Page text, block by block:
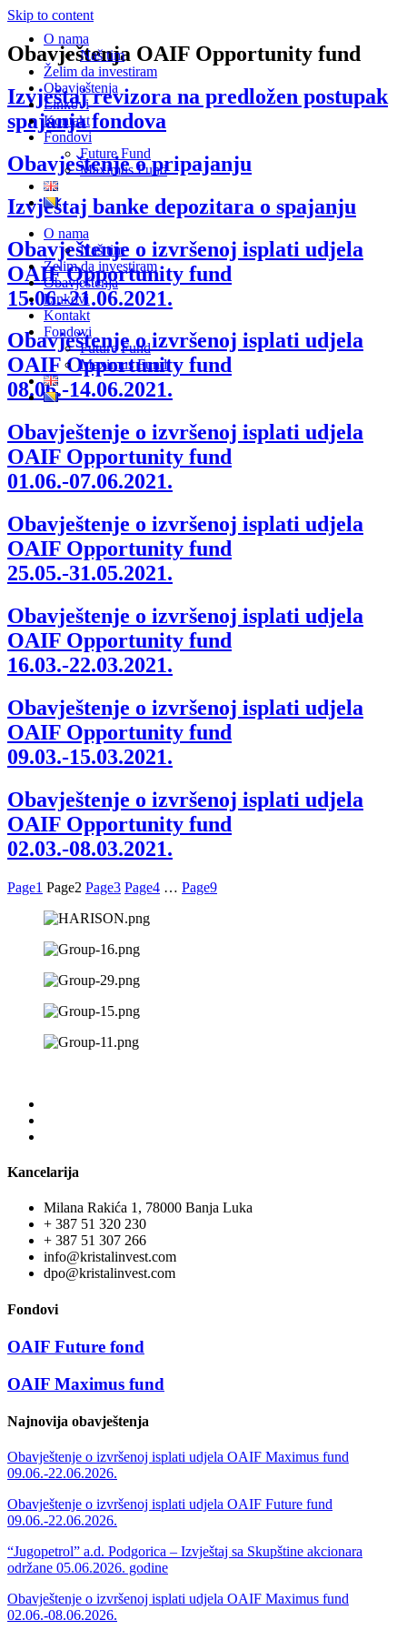
Skip to content
O nama
Naš tim
Želim da investiram
Obavještenja
Linkovi
Kontakt
Fondovi
Future Fund
Maximus Fund
O nama
Naš tim
Želim da investiram
Obavještenja
Linkovi
Kontakt
Fondovi
Future Fund
Maximus Fund
Obavještenja OAIF Opportunity fund
Izvještaj revizora na predložen postupak
spajanja fondova
Obavještenje o pripajanju
Izvještaj banke depozitara o spajanju
Obavještenje o izvršenoj isplati udjela
OAIF Opportunity fund
15.06.-21.06.2021.
Obavještenje o izvršenoj isplati udjela
OAIF Opportunity fund
08.06.-14.06.2021.
Obavještenje o izvršenoj isplati udjela
OAIF Opportunity fund
01.06.-07.06.2021.
Obavještenje o izvršenoj isplati udjela
OAIF Opportunity fund
25.05.-31.05.2021.
Obavještenje o izvršenoj isplati udjela
OAIF Opportunity fund
16.03.-22.03.2021.
Obavještenje o izvršenoj isplati udjela
OAIF Opportunity fund
09.03.-15.03.2021.
Obavještenje o izvršenoj isplati udjela
OAIF Opportunity fund
02.03.-08.03.2021.
Page1 Page2 Page3 Page4 … Page9
Kancelarija
Milana Rakića 1, 78000 Banja Luka
+ 387 51 320 230
+ 387 51 307 266
info@kristalinvest.com
dpo@kristalinvest.com
Fondovi
OAIF Future fond
OAIF Maximus fund
Najnovija obavještenja
Obavještenje o izvršenoj isplati udjela OAIF Maximus fund
09.06.-22.06.2026.
Obavještenje o izvršenoj isplati udjela OAIF Future fund
09.06.-22.06.2026.
“Jugopetrol” a.d. Podgorica – Izvještaj sa Skupštine akcionara
održane 05.06.2026. godine
Obavještenje o izvršenoj isplati udjela OAIF Maximus fund
02.06.-08.06.2026.